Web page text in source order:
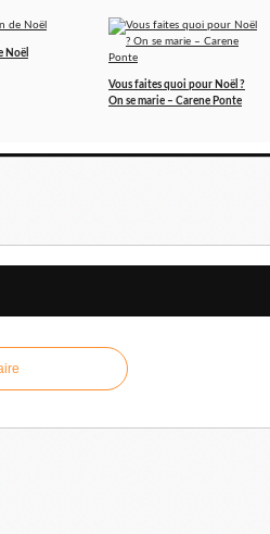
Noël
Vous faites quoi pour Noël ?
On se marie – Carene Ponte